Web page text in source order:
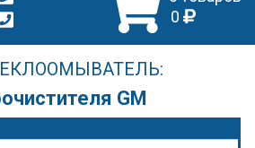
0
GM